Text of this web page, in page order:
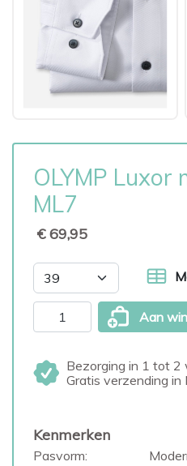
OLYMP
ML7
€ 69,95
Aan
Bezorging in 1 tot 2
Gratis verzending in
Kenmerken
Pasvorm: